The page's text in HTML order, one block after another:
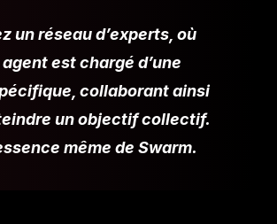
un réseau d’experts, où
est chargé d’une
collaborant ainsi
un objectif collectif.
même de Swarm.